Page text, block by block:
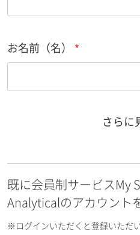
お名前（名）
お名前フリガナ（名）
さらに
既に会員制サービスMy
Analyticalのアカウント
※ログインいただくと登録いただ